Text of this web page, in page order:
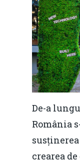
De-a
România
crearea